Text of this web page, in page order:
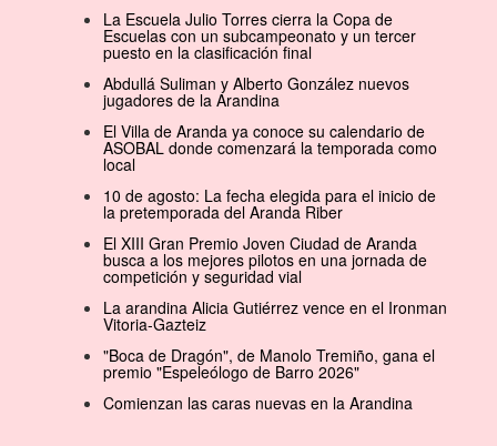
La Escuela Julio Torres cierra la Copa de
Escuelas con un subcampeonato y un tercer
puesto en la clasificación final
Abdullá Suliman y Alberto González nuevos
jugadores de la Arandina
El Villa de Aranda ya conoce su calendario de
ASOBAL donde comenzará la temporada como
local
10 de agosto: La fecha elegida para el inicio de
la pretemporada del Aranda Riber
El XIII Gran Premio Joven Ciudad de Aranda
busca a los mejores pilotos en una jornada de
competición y seguridad vial
La arandina Alicia Gutiérrez vence en el Ironman
Vitoria-Gazteiz
"Boca de Dragón", de Manolo Tremiño, gana el
premio "Espeleólogo de Barro 2026"
Comienzan las caras nuevas en la Arandina